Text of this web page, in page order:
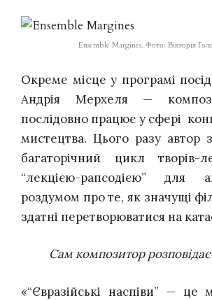
Ensemble Margines. Фото: Вікторія
Окреме місце у програмі
Андрія Мерхеля —
послідовно працює у сфері
мистецтва. Цього разу автор
багаторічний цикл творів-
“лекцією-рапсодією”
роздумом про те, як значущі
здатні перетворюватися на
Сам композитор розповідає
«“Євразійські наспіви” — це